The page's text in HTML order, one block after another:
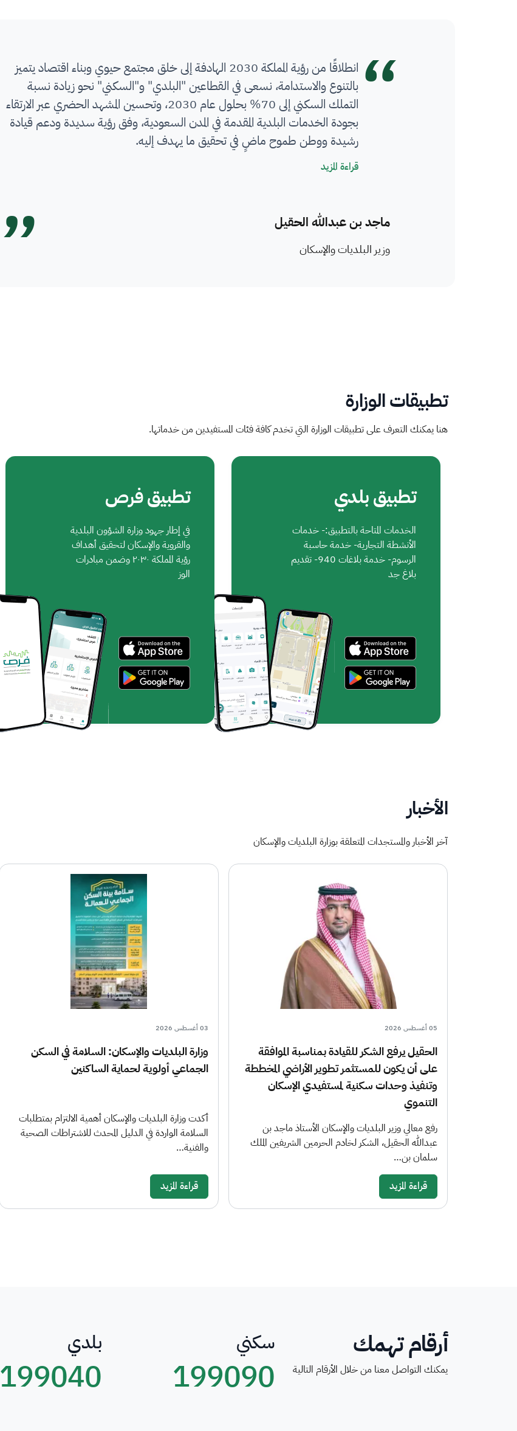
انطلاقًا من رؤية المملكة 2030 الهادفة إلى خلق مجتمع حيوي وبناء اقتصاد يتميز
بالتنوع والاستدامة، نسعى في القطاعين "البلدي" و"السكني" نحو زيادة نسبة
التملك السكني إلى 70% بحلول عام 2030، وتحسين المشهد الحضري عبر الارتقاء
بجودة الخدمات البلدية المقدمة في المدن السعودية، وفق رؤية سديدة ودعم قيادة
رشيدة ووطن طموح ماضٍ في تحقيق ما يهدف إليه.
قراءة المزيدكلمة معالي الوزير
ماجد بن عبدالله الحقيل
وزير البلديات والإسكان
تطبيقات الوزارة
هنا يمكنك التعرف على تطبيقات الوزارة التي تخدم كافة فئات المستفيدين من خدماتها.
تطبيق بلدي
الخدمات المتاحة بالتطبيق:- خدمات
الأنشطة التجارية- خدمة حاسبة
الرسوم- خدمة بلاغات 940- تقديم
بلاغ جد
تطبيق فرص
في إطار جهود وزارة الشؤون البلدية
والقروية والإسكان لتحقيق أهداف
رؤية المملكة ٢٠٣٠ وضمن مبادرات
الوز
الأخبار
آخر الأخبار والمستجدات المتعلقة بوزارة البلديات والإسكان
05 أغسطس 2026
الحقيل يرفع الشكر للقيادة بمناسبة الموافقة
على أن يكون للمستثمر تطوير الأراضي المخططة
وتنفيذ وحدات سكنية لمستفيدي الإسكان
التنموي
رفع معالي وزير البلديات والإسكان الأستاذ ماجد بن
عبدالله الحقيل، الشكر لخادم الحرمين الشريفين الملك
سلمان بن…
قراءة المزيد
03 أغسطس 2026
وزارة البلديات والإسكان: السلامة في السكن
الجماعي أولوية لحماية الساكنين
أكدت وزارة البلديات والإسكان أهمية الالتزام بمتطلبات
السلامة الواردة في الدليل المحدث للاشتراطات الصحية
والفنية…
قراءة المزيد
أرقام تهمك
يمكنك التواصل معنا من خلال الأرقام التالية
سكني
199090
بلدي
199040